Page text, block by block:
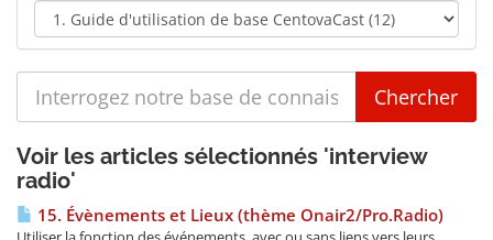
Voir les articles sélectionnés 'interview
radio'
15. Évènements et Lieux (thème Onair2/Pro.Radio)